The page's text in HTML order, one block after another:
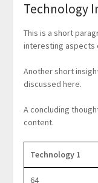
Technology
This is a short
interesting aspects
Another short
discussed here.
A concluding
content.
Technology 1
64